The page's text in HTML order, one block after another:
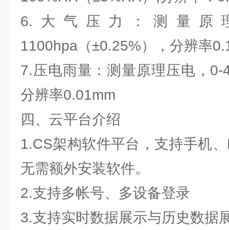
6.大气压力：测量原
1100hpa（±0.25%），分辨率
7.压电雨量：测量原理压电，0-
分辨率0.01mm
四、云平台介绍
1.CS架构软件平台，支持手机
无需额外安装软件。
2.支持多帐号、多设备登录
3.支持实时数据展示与历史数据